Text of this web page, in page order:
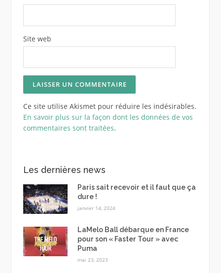
Site web
Ce site utilise Akismet pour réduire les indésirables.
En savoir plus sur la façon dont les données de vos
commentaires sont traitées.
Les dernières news
Paris sait recevoir et il faut que ça
dure !
janvier 14, 2024
LaMelo Ball débarque en France
pour son « Faster Tour » avec
Puma
mai 23, 2023